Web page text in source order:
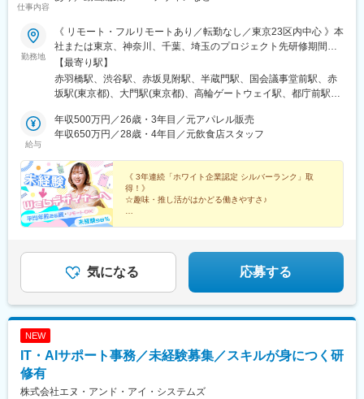
丸子駅、横須賀中央駅、秦野駅、大和駅(神奈川県)、二俣川駅、鹿
島田駅、金沢文庫駅、大宮駅(埼玉県)、さいたま新都心駅、与野
駅、浦和駅、和光市駅、草加駅、川口駅、所沢駅、川越駅、越谷
駅、蕨駅、志木駅、上尾駅、熊谷駅、東浦和駅、新座駅、ふじみ
野駅、久喜駅、狭山市駅、武蔵浦和駅、三郷駅(埼玉県)、西船橋
駅、柏駅、船橋駅、松戸駅、千葉駅、海浜幕張駅、新松戸駅、千
葉ニュータウン中央駅、市川駅、津田沼駅、幕張駅、勝田台駅、
佐倉駅、木更津駅、南船橋駅、五井駅、本八幡駅(総武線)、野田市
駅、稲毛駅、空港第２ビル駅(鉄道)、神泉駅、都庁前駅、新宿駅
西早稲田駅、北品川駅、汐留駅、後楽園駅、末広町駅(東京都)、蓮
沼駅、稲荷町駅(東京都)、浜松町駅、銀座駅、井の頭公園駅、大崎
広小路駅、代官山駅、下神明駅、高輪ゲートウェイ駅、二子新地
駅、三越前駅、新豊洲駅、乃木坂駅、外苑前駅、新日本橋駅、京
王多摩センター駅、新高円寺駅、牛田駅(東京都)、西日暮里駅、桜
駅、明治神宮前駅、溜池山王駅、築地駅、有明駅(東京都)、台場
駅、新馬場駅、京急蒲田駅、南阿佐ケ谷駅、落合駅(東京都)、牛込
神楽坂駅、本駒込駅、浅草橋駅、赤羽岩淵駅、板橋区役所前駅、
江戸川駅、京橋駅(東京都)、参宮橋駅、東長崎駅、戸越銀座駅、大
森海岸駅、千鳥町駅、門前仲町駅、菊川駅(東京都)、とうきょうス
丁堀駅(東京都)、小伝馬町駅、上野御徒町駅、浅草駅(ＴＸ)、世田
谷駅、都立家政駅、武蔵溝ノ口駅、京急川崎駅、富士見町駅(神奈
線)、登戸駅、緑町駅、石川町駅、汐入駅、神奈川駅、新川崎駅、
仕事内容
勤務地
《 リモート・フルリモートあり／転勤なし／東京23区内中心 》本
社または東京、神奈川、千葉、埼玉のプロジェクト先研修期間中
は、一都三県にて対面での実施がメインになります。★引っ越し
サポートあり！ 遠方からの就業や、 心機一転の引っ越しもバ
ックアップ！＼2026年7月～さらに広いオフィスへ移転！／■本社
クト先／東京23区内（主に渋谷、新宿、五反田、新橋、六本木、
汐留）、東京都内近郊が中心（アクセス）■本社／南北線・都営大
「赤羽橋駅」中ノ橋口から徒歩3分 都営三田線 「芝公園
駅」A2口から徒歩9分※プロジェクト先により異なります※プロジ
ェクト先（一都三県）に通勤可能な方を対象とした募集です《 充
実のオフィス環境！》◎勉強スペースを利用し放題◎オフィスグ
リコ・フリードリンクあり◎365日24時間オンライン学習OK（無
参加もOK！）
【最寄り駅】
赤羽橋駅、渋谷駅、赤坂見附駅、半蔵門駅、国会議事堂前駅、赤
坂駅(東京都)、大門駅(東京都)、高輪ゲートウェイ駅、都庁前駅、
宿三丁目駅、新橋駅、都電雑司ケ谷駅、青葉台駅、ひばりケ丘駅
(東京都)、南阿佐ケ谷駅、浦和駅、弘明寺駅(京急線)、新高島駅、
佐木長者町駅、井の頭公園駅、多摩センター駅、船橋駅、京成立
石駅、東銀座駅、九段下駅、恵比寿駅、神谷町駅、五反田駅、虎
ノ門ヒルズ駅、護国寺駅、光が丘駅、新小岩駅、高井戸駅、国府
台駅、桜新町駅、三越前駅、芝公園駅、勝どき駅、中目黒駅、小
伝馬町駅、新丸子駅、新川崎駅、大久保駅(東京都)、成増駅、高島
央駅、川崎駅、立会川駅、大宮駅(埼玉県)、大崎駅、大手町駅(東
京都)、新大塚駅、朝霞駅、町田駅、調布駅、天王洲アイル駅、天
駅(都営線)、六本木駅、麻布十番駅、神泉駅、永田町駅、溜池山王
汐留駅、阿佐ケ谷駅、高島町駅、桜田門駅、蓮沼駅、関内駅、吉
給与
年収500万円／26歳・3年目／元アパレル販売
年収650万円／28歳・4年目／元飲食店スタッフ
《 3年連続「ホワイト企業認定 シルバーランク」取
得！》
☆趣味・推し活がはかどる働きやすさ♪
＃年間休日125日
＃残業月10h以下
＃1年内の定着率95%
＃国家資格取得率100%
気になる 応募する
NEW
IT・AIサポート事務／未経験募集／スキルが身につく研
修有
株式会社エヌ・アンド・アイ・システムズ